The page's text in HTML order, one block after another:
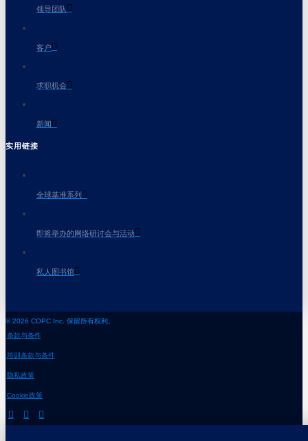
领导团队
客户
求职机会
新闻
实用链接
全球基准系列
即将举办的网络研讨会与活动
私人图书馆
© 2026 COPC Inc. 保留所有权利。
条款与条件
培训条款与条件
隐私政策
Cookie政策